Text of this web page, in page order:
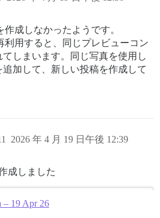
作成しなかったようです。
利用すると、同じプレビューコン
しまいます。同じ写真を使用し
加して、新しい投稿を作成して
2026 年 4 月 19 日午後 12:39
成しました
– 19 Apr 26